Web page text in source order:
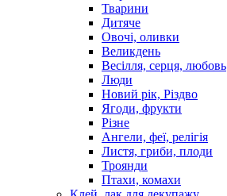
Тварини
Дитяче
Овочі, оливки
Великдень
Весілля, серця, любовь
Люди
Новий рік, Різдво
Ягоди, фрукти
Різне
Ангели, феї, релігія
Листя, гриби, плоди
Троянди
Птахи, комахи